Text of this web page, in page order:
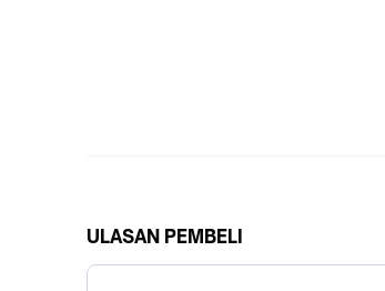
ULASAN PEMBELI